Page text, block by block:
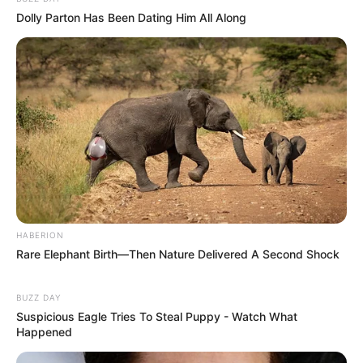
Prefeitura realiza a maior entrega de
motocicletas aos Agentes de Saúde da
história...
Agente de Saúde é indiciada por falsificar
visitas que nunca aconteceram.
Terceiro lote da restituição do IR paga R$
4,61 bilhões para 2,7 milhões de
contribuintes.
Motos e bicicletas para ACS e ACE: veja o
passo a passo para conseguir o benefício.
PLP 185 continua travado na Câmara dos
Dolly Parton Has Been Dating Him All Along
HABERION
Rare Elephant Birth—Then Nature Delivered A Second Shock
BUZZ DAY
Suspicious Eagle Tries To Steal Puppy - Watch What
Happened